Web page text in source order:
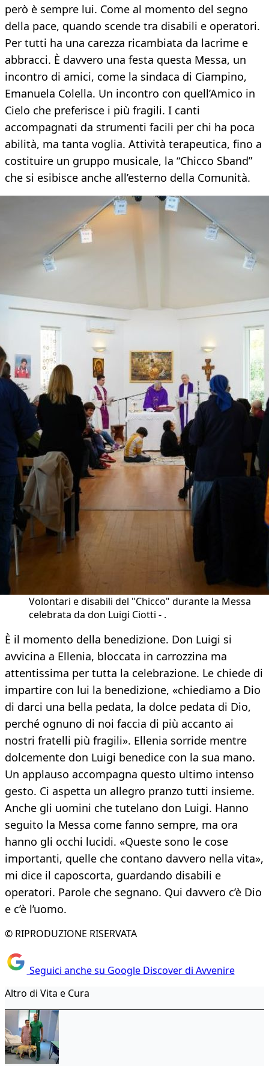
però è sempre lui. Come al momento del segno
della pace, quando scende tra disabili e operatori.
Per tutti ha una carezza ricambiata da lacrime e
abbracci. È davvero una festa questa Messa, un
incontro di amici, come la sindaca di Ciampino,
Emanuela Colella. Un incontro con quell’Amico in
Cielo che preferisce i più fragili. I canti
accompagnati da strumenti facili per chi ha poca
abilità, ma tanta voglia. Attività terapeutica, fino a
costituire un gruppo musicale, la “Chicco Sband”
che si esibisce anche all’esterno della Comunità.
Volontari e disabili del "Chicco" durante la Messa
celebrata da don Luigi Ciotti - .
È il momento della benedizione. Don Luigi si
avvicina a Ellenia, bloccata in carrozzina ma
attentissima per tutta la celebrazione. Le chiede di
impartire con lui la benedizione, «chiediamo a Dio
di darci una bella pedata, la dolce pedata di Dio,
perché ognuno di noi faccia di più accanto ai
nostri fratelli più fragili». Ellenia sorride mentre
dolcemente don Luigi benedice con la sua mano.
Un applauso accompagna questo ultimo intenso
gesto. Ci aspetta un allegro pranzo tutti insieme.
Anche gli uomini che tutelano don Luigi. Hanno
seguito la Messa come fanno sempre, ma ora
hanno gli occhi lucidi. «Queste sono le cose
importanti, quelle che contano davvero nella vita»,
mi dice il caposcorta, guardando disabili e
operatori. Parole che segnano. Qui davvero c’è Dio
e c’è l’uomo.
© RIPRODUZIONE RISERVATA
Seguici anche su Google Discover di Avvenire
Altro di Vita e Cura